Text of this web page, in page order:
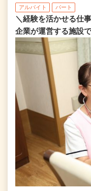
アルバイト パート
＼経験を活かせる仕
企業が運営する施設